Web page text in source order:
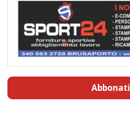
Abbonati